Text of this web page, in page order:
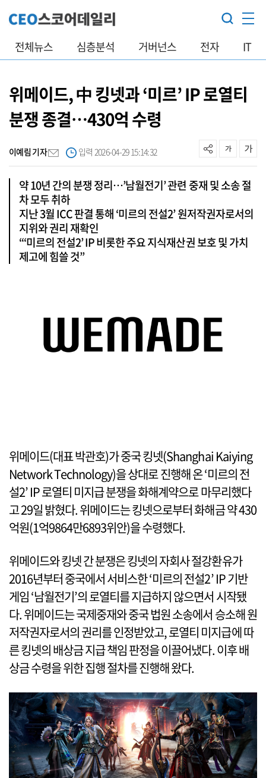
전체뉴스 심층분석 거버넌스 전자 IT
위메이드, 中 킹넷과 ‘미르’ IP 로열티
분쟁 종결…430억 수령
이예림 기자 입력 2026-04-29 15:14:32
약 10년 간의 분쟁 정리…’남월전기’ 관련 중재 및 소송 절
차 모두 취하
지난 3월 ICC 판결 통해 ‘미르의 전설2’ 원저작권자로서의
지위와 권리 재확인
“‘미르의 전설2’ IP 비롯한 주요 지식재산권 보호 및 가치
제고에 힘쓸 것”
위메이드(대표 박관호)가 중국 킹넷(Shanghai Kaiying
Network Technology)을 상대로 진행해 온 ‘미르의 전
설2’ IP 로열티 미지급 분쟁을 화해계약으로 마무리했다
고 29일 밝혔다. 위메이드는 킹넷으로부터 화해금 약 430
억원(1억9864만6893위안)을 수령했다.
위메이드와 킹넷 간 분쟁은 킹넷의 자회사 절강환유가
2016년부터 중국에서 서비스한 ‘미르의 전설2’ IP 기반
게임 ‘남월전기’의 로열티를 지급하지 않으면서 시작됐
다. 위메이드는 국제중재와 중국 법원 소송에서 승소해 원
저작권자로서의 권리를 인정받았고, 로열티 미지급에 따
른 킹넷의 배상금 지급 책임 판정을 이끌어냈다. 이후 배
상금 수령을 위한 집행 절차를 진행해 왔다.